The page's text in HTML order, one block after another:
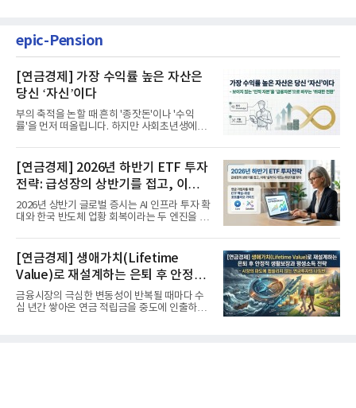
epic-Pension
[연금경제] 가장 수익률 높은 자산은
당신 ‘자신’이다
부의 축적을 논할 때 흔히 '종잣돈'이나 '수익
률'을 먼저 떠올립니다. 하지만 사회초년생에게
[연금경제] 2026년 하반기 ETF 투자
전략: 급성장의 상반기를 접고, 이제
'실적'이 가르는 하반기를 맞다
2026년 상반기 글로벌 증시는 AI 인프라 투자 확
대와 한국 반도체 업황 회복이라는 두 엔진을 달
[연금경제] 생애가치(Lifetime
Value)로 재설계하는 은퇴 후 안정적
생활보장과 평생소득 전략
금융시장의 극심한 변동성이 반복될 때마다 수
십 년간 쌓아온 연금 적립금을 중도에 인출하거